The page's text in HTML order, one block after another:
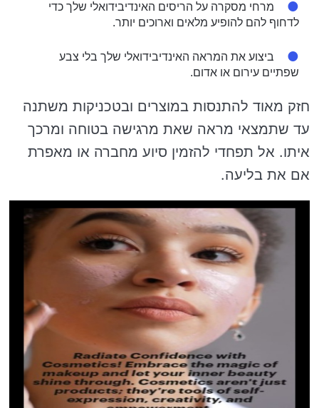
מרחי מסקרה על הריסים האינדיבידואלי שלך כדי
לדחוף להם להופיע מלאים וארוכים יותר.
ביצוע את המראה האינדיבידואלי שלך בלי צבע
שפתיים עירום או אדום.
חזק מאוד להתנסות במוצרים ובטכניקות משתנה
עד שתמצאי מראה שאת מרגישה בטוחה ומרכך
איתו. אל תפחדי להזמין סיוע מחברה או מאפרת
אם את בליעה.